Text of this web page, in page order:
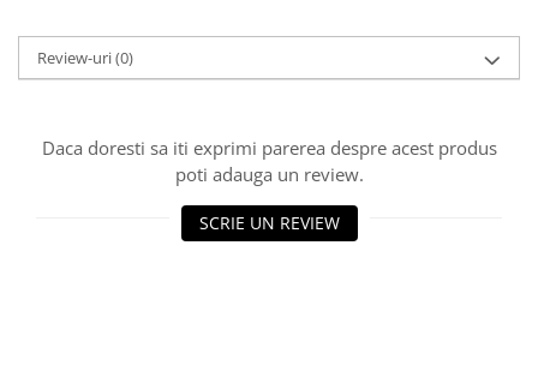
Review-uri(0)
Daca doresti sa iti exprimi parerea despre acest produs
poti adauga un review.
SCRIE UN REVIEW